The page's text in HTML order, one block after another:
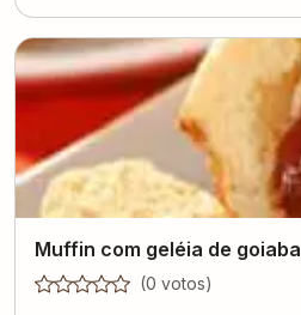
Muffin com geléia de goiaba
(0 votos)